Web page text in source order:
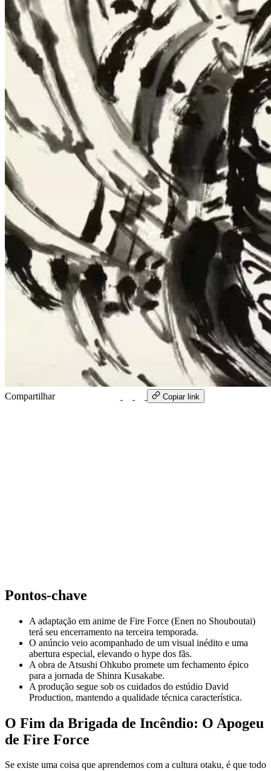
Compartilhar Copiar link
Pontos-chave
A adaptação em anime de Fire Force (Enen no Shouboutai)
terá seu encerramento na terceira temporada.
O anúncio veio acompanhado de um visual inédito e uma
abertura especial, elevando o hype dos fãs.
A obra de Atsushi Ohkubo promete um fechamento épico
para a jornada de Shinra Kusakabe.
A produção segue sob os cuidados do estúdio David
Production, mantendo a qualidade técnica característica.
O Fim da Brigada de Incêndio: O Apogeu
de Fire Force
Se existe uma coisa que aprendemos com a cultura otaku, é que todo